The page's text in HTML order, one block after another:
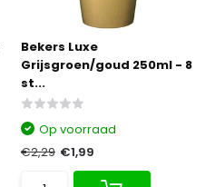
Bekers Luxe
Grijsgroen/goud 250ml - 8
st...
Op voorraad
€2,29 €1,99